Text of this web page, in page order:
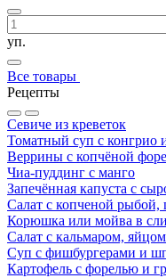
уп.
Все товары
Рецепты
Севиче из креветок
Томатный суп с конгрио
Веррины с копчёной
Чиа-пуддинг с манго
Запечённая капуста с
Салат с копченой
Корюшка или мойва в
Салат с кальмаром,
Суп с фишбургерами и
Картофель с форелью и